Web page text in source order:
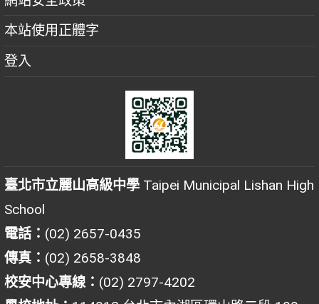
本站使用正體字
登入
臺北市立麗山高級中學 Taipei Municipal Lishan High
School
電話： (02) 2657-0435
傳真： (02) 2658-3848
校安中心專線： (02) 2797-4202